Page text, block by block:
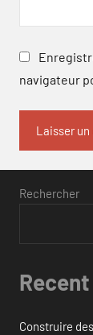
navigateur
Rechercher
Construire